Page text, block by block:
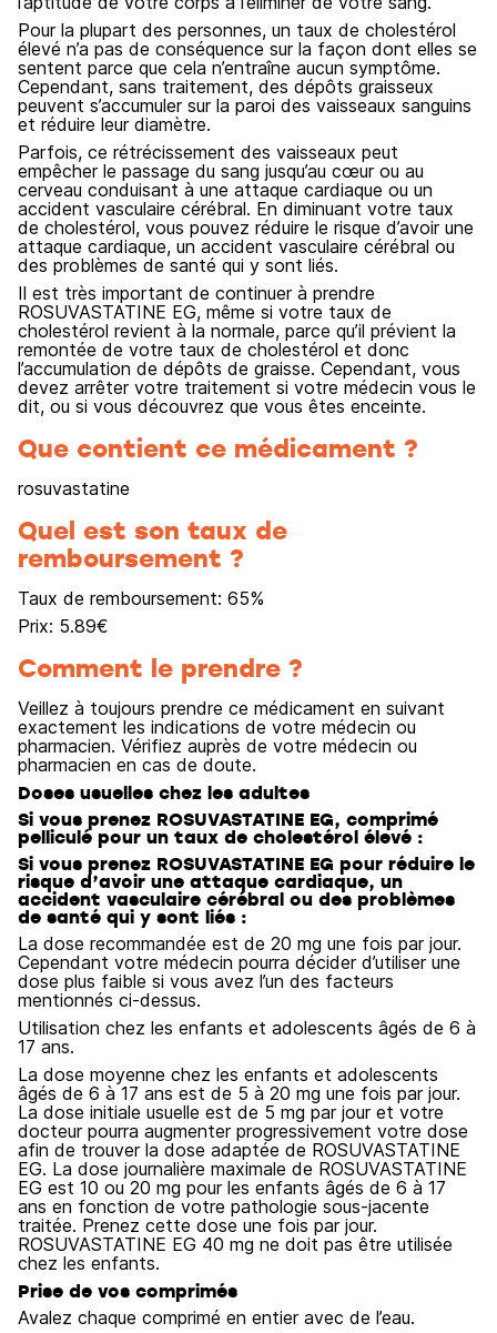
Pour la plupart des personnes, un taux de cholestérol
élevé n’a pas de conséquence sur la façon dont elles se
sentent parce que cela n’entraîne aucun symptôme.
Cependant, sans traitement, des dépôts graisseux
peuvent s’accumuler sur la paroi des vaisseaux sanguins
et réduire leur diamètre.
Parfois, ce rétrécissement des vaisseaux peut
empêcher le passage du sang jusqu’au cœur ou au
cerveau conduisant à une attaque cardiaque ou un
accident vasculaire cérébral. En diminuant votre taux
de cholestérol, vous pouvez réduire le risque d’avoir une
attaque cardiaque, un accident vasculaire cérébral ou
des problèmes de santé qui y sont liés.
Il est très important de continuer à prendre
ROSUVASTATINE EG, même si votre taux de
cholestérol revient à la normale, parce qu’il prévient la
remontée de votre taux de cholestérol et donc
l’accumulation de dépôts de graisse. Cependant, vous
devez arrêter votre traitement si votre médecin vous le
dit, ou si vous découvrez que vous êtes enceinte.
Que contient ce médicament ?
rosuvastatine
Quel est son taux de
remboursement ?
Taux de remboursement: 65%
Prix: 5.89€
Comment le prendre ?
Veillez à toujours prendre ce médicament en suivant
exactement les indications de votre médecin ou
pharmacien. Vérifiez auprès de votre médecin ou
pharmacien en cas de doute.
Doses usuelles chez les adultes
Si vous prenez ROSUVASTATINE EG, comprimé
pelliculé pour un taux de cholestérol élevé :
Si vous prenez ROSUVASTATINE EG pour réduire le
risque d’avoir une attaque cardiaque, un
accident vasculaire cérébral ou des problèmes
de santé qui y sont liés :
La dose recommandée est de 20 mg une fois par jour.
Cependant votre médecin pourra décider d’utiliser une
dose plus faible si vous avez l’un des facteurs
mentionnés ci-dessus.
Utilisation chez les enfants et adolescents âgés de 6 à
17 ans.
La dose moyenne chez les enfants et adolescents
âgés de 6 à 17 ans est de 5 à 20 mg une fois par jour.
La dose initiale usuelle est de 5 mg par jour et votre
docteur pourra augmenter progressivement votre dose
afin de trouver la dose adaptée de ROSUVASTATINE
EG. La dose journalière maximale de ROSUVASTATINE
EG est 10 ou 20 mg pour les enfants âgés de 6 à 17
ans en fonction de votre pathologie sous-jacente
traitée. Prenez cette dose une fois par jour.
ROSUVASTATINE EG 40 mg ne doit pas être utilisée
chez les enfants.
Prise de vos comprimés
Avalez chaque comprimé en entier avec de l’eau.